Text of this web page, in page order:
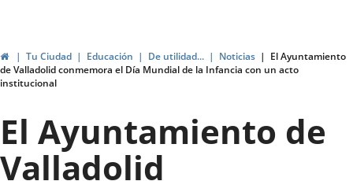
HomeTu Ciudad Educación De utilidad... Noticias
El Ayuntamiento
de Valladolid conmemora el Día Mundial de la Infancia con un acto
institucional
El Ayuntamiento de
Valladolid